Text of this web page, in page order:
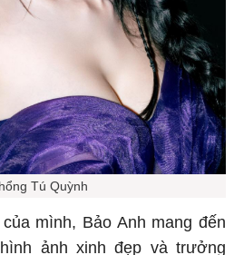
Tú Quỳnh
mình, Bảo Anh mang đến
ảnh xinh đẹp và trưởng